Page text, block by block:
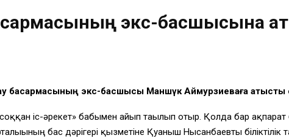
экс-басшысына
басқармасының экс-басшысы Маншүк Аймурзиеваға
іс-әрекет» бабымен айып тағылып отыр. Қолда бар ақпарат
бас дәрігері қызметіне Қуаныш Нысанбаевты біліктілік